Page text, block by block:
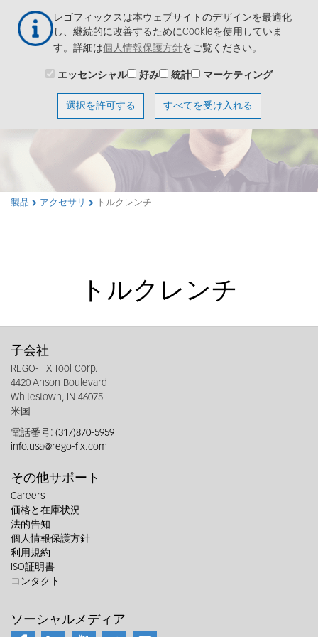
レゴフィックスは本ウェブサイトのデザインを最適化
し、継続的に改善するためにCookieを使用していま
す。詳細は個人情報保護方針をご覧ください。
エッセンシャル 好み 統計 マーケティング
選択を許可する すべてを受け入れる
製品 アクセサリ トルクレンチ
トルクレンチ
子会社
REGO-FIX Tool Corp.
4420 Anson Boulevard
Whitestown, IN 46075
米国
電話番号: (317)870-5959
info.usa@rego-fix.com
その他サポート
Careers
価格と在庫状況
法的告知
個人情報保護方針
利用規約
ISO証明書
コンタクト
ソーシャルメディア